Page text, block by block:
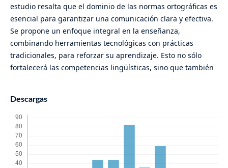
estudio resalta que el dominio de las normas ortográficas es
esencial para garantizar una comunicación clara y efectiva.
Se propone un enfoque integral en la enseñanza,
combinando herramientas tecnológicas con prácticas
tradicionales, para reforzar su aprendizaje. Esto no sólo
fortalecerá las competencias lingüísticas, sino que también
Descargas